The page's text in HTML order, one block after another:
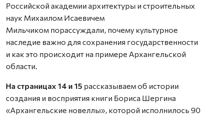
Российской академии архитектуры и строительных
наук Михаилом Исаевичем
Мильчиком порассуждали, почему культурное
наследие важно для сохранения государственности
и как это происходит на примере Архангельской
области.
На страницах 14 и 15 рассказываем об истории
создания и восприятия книги Бориса Шергина
«Архангельские новеллы», которой исполнилось 90